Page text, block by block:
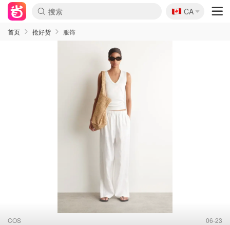
🇨🇦
CA
首页 抢好货 服饰
COS 06-23